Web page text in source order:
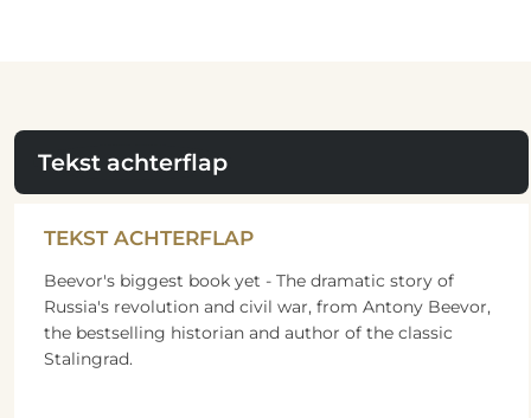
Tekst achterflap
TEKST ACHTERFLAP
Beevor's biggest book yet - The dramatic story of
Russia's revolution and civil war, from Antony Beevor,
the bestselling historian and author of the classic
Stalingrad.